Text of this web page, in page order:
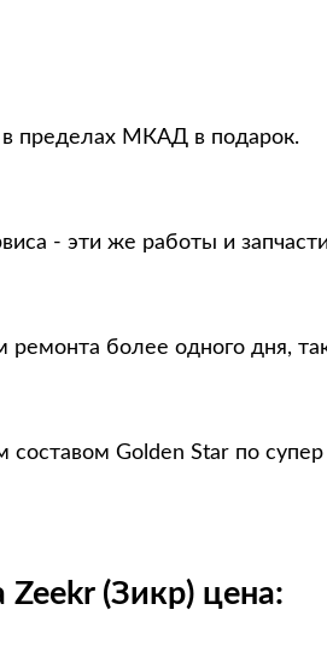
пределах МКАД в подарок.
- эти же работы и
ремонта более одного дня,
составом Golden Star по
(Зикр) цена: